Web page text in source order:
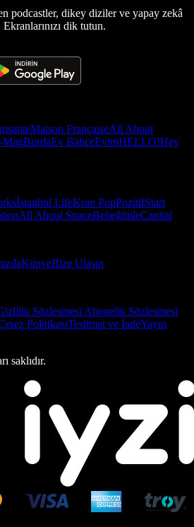
podcastler, dikey diziler ve yapay zekâ
dik tutun.
Maison FrançaiseAll About
MagBurdaEv BahçeEvimHELLO!Hey
İstanbul LifeKore PopPozitifStart
All About SpaceBebeğimleCapital
KünyeBize Ulaşın
Sözleşmesi Abonelik Sözleşmesi
PolitikasıTeslimat ve İadeYayın
saklıdır.